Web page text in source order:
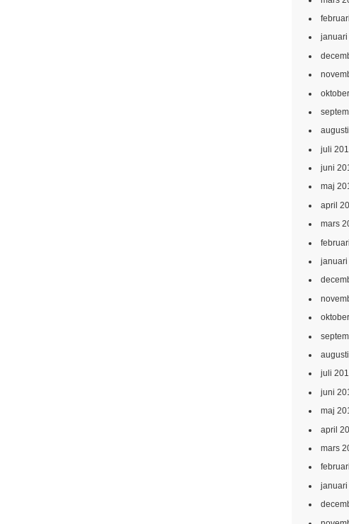
juli
juni
maj
april
mars
januari
juli
juni
maj
april
mars
januari